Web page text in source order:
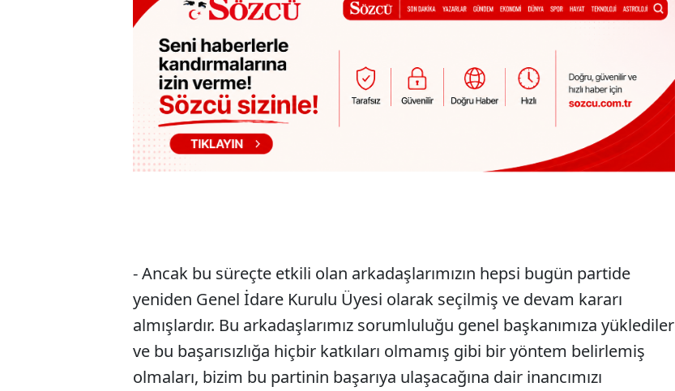
- Ancak bu süreçte etkili olan arkadaşlarımızın hepsi bugün partide
yeniden Genel İdare Kurulu Üyesi olarak seçilmiş ve devam kararı
almışlardır. Bu arkadaşlarımız sorumluluğu genel başkanımıza yüklediler
ve bu başarısızlığa hiçbir katkıları olmamış gibi bir yöntem belirlemiş
olmaları, bizim bu partinin başarıya ulaşacağına dair inancımızı